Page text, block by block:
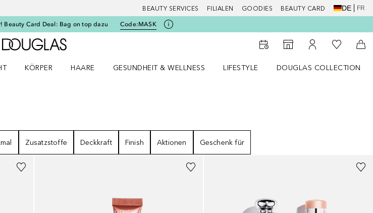
BEAUTY SERVICES FILIALEN GOODIES BEAUTY CARD DE FR
Beauty Card Deal: Bag on top dazu Code:MASK
Zur Douglas Startseite
Zum Storefinder
Zu Meinem
Zu Meiner
KÖRPER
HAARE
GESUNDHEIT & WELLNESS
LIFESTYLE
DOUGLAS COLLECTION
Zusatzstoffe Deckkraft Finish Aktionen Geschenk für
+1 +5